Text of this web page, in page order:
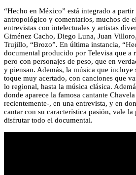
“Hecho en México” está integrado a
antropológico y comentarios, muchos de
entrevistas con intelectuales y artistas
Giménez Cacho, Diego Luna, Juan
Trujillo, “Brozo”. En última instancia,
documental producido por Televisa que a
pero con personajes de peso, que en
y piensan. Además, la música que incluye
toque muy acertado, con canciones que
lo regional, hasta la música clásica.
donde aparece la famosa cantante
recientemente-, en una entrevista, y en
cantar con su característica pasión, vale la
disfrutar todo el documental.